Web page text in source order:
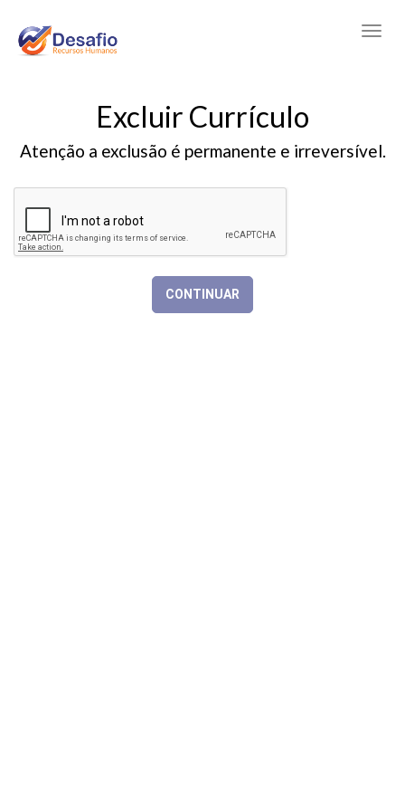
Excluir Currículo
Atenção a exclusão é permanente e irreversível.